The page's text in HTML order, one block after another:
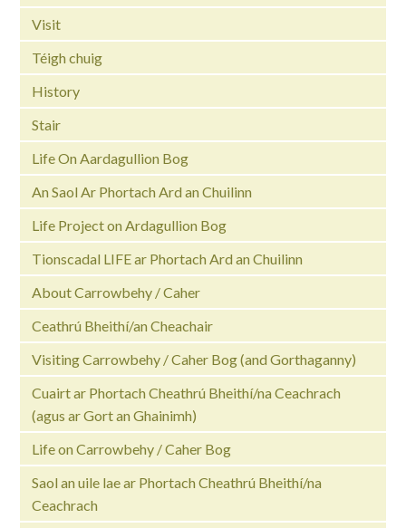
Visit
Téigh chuig
History
Stair
Life On Aardagullion Bog
An Saol Ar Phortach Ard an Chuilinn
Life Project on Ardagullion Bog
Tionscadal LIFE ar Phortach Ard an Chuilinn
About Carrowbehy / Caher
Ceathrú Bheithí/an Cheachair
Visiting Carrowbehy / Caher Bog (and Gorthaganny)
Cuairt ar Phortach Cheathrú Bheithí/na Ceachrach
(agus ar Gort an Ghainimh)
Life on Carrowbehy / Caher Bog
Saol an uile lae ar Phortach Cheathrú Bheithí/na
Ceachrach